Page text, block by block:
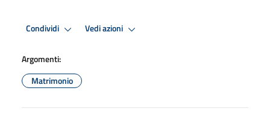
Condividi Vedi azioni
Argomenti:
Matrimonio